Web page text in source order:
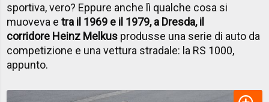
sportiva, vero? Eppure anche lì qualche cosa si
muoveva etra il 1969 e il 1979, a Dresda, il
corridore Heinz Melkus produsse una serie di auto da
competizione e una vettura stradale: la RS 1000,
appunto.